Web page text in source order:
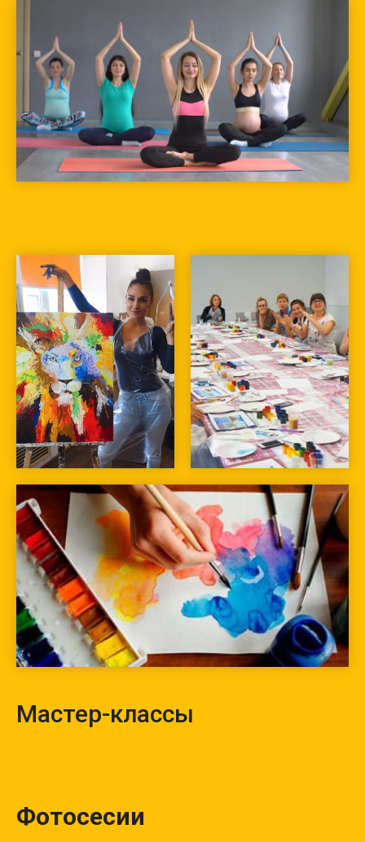
Мастер-классы
Фотосесии